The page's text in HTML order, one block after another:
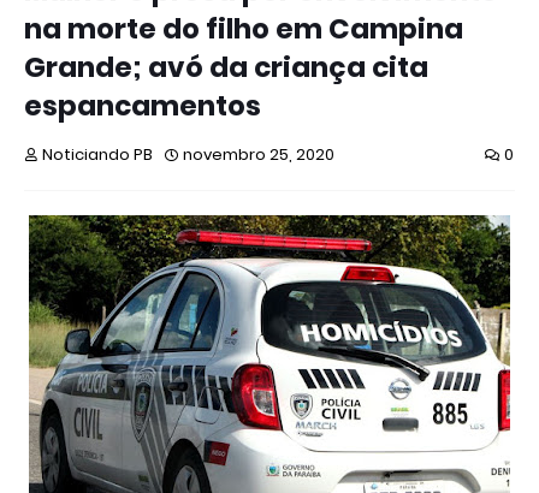
na morte do filho em Campina
Grande; avó da criança cita
espancamentos
Noticiando PB novembro 25, 2020 0